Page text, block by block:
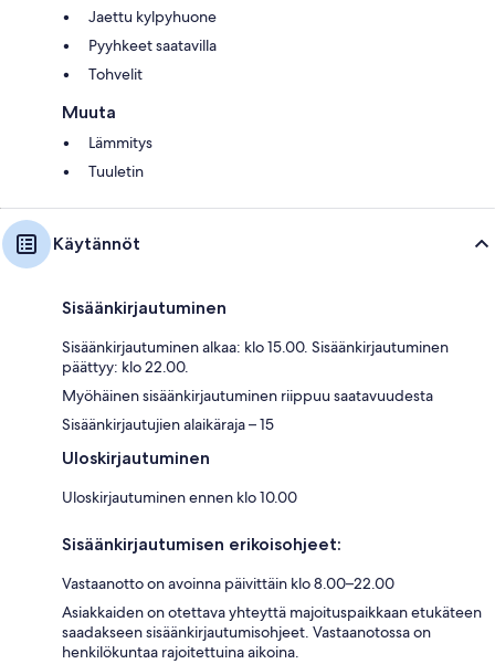
Jaettu kylpyhuone
Pyyhkeet saatavilla
Tohvelit
Muuta
Lämmitys
Tuuletin
Käytännöt
Sisäänkirjautuminen
Sisäänkirjautuminen alkaa: klo 15.00. Sisäänkirjautuminen
päättyy: klo 22.00.
Myöhäinen sisäänkirjautuminen riippuu saatavuudesta
Sisäänkirjautujien alaikäraja – 15
Uloskirjautuminen
Uloskirjautuminen ennen klo 10.00
Sisäänkirjautumisen erikoisohjeet:
Vastaanotto on avoinna päivittäin klo 8.00–22.00
Asiakkaiden on otettava yhteyttä majoituspaikkaan etukäteen
saadakseen sisäänkirjautumisohjeet. Vastaanotossa on
henkilökuntaa rajoitettuina aikoina.